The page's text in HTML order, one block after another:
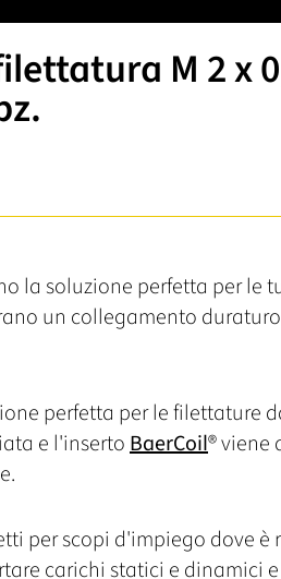
M 2 x
la soluzione perfetta per le
un collegamento
perfetta per le filettature
e l'insertoBaerCoil® viene
per scopi d'impiego dove
carichi statici e dinamici